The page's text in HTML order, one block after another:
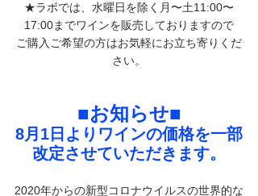
★ラボでは、水曜日を除く月〜土11:00〜
17:00までワインを販売しておりますので
ご購入ご希望の方はお気軽にお立ち寄りくだ
さい。
■お知らせ■
8月1日よりワインの価格を一部
改定させていただきます。
2020年からの新型コロナウイルスの世界的な